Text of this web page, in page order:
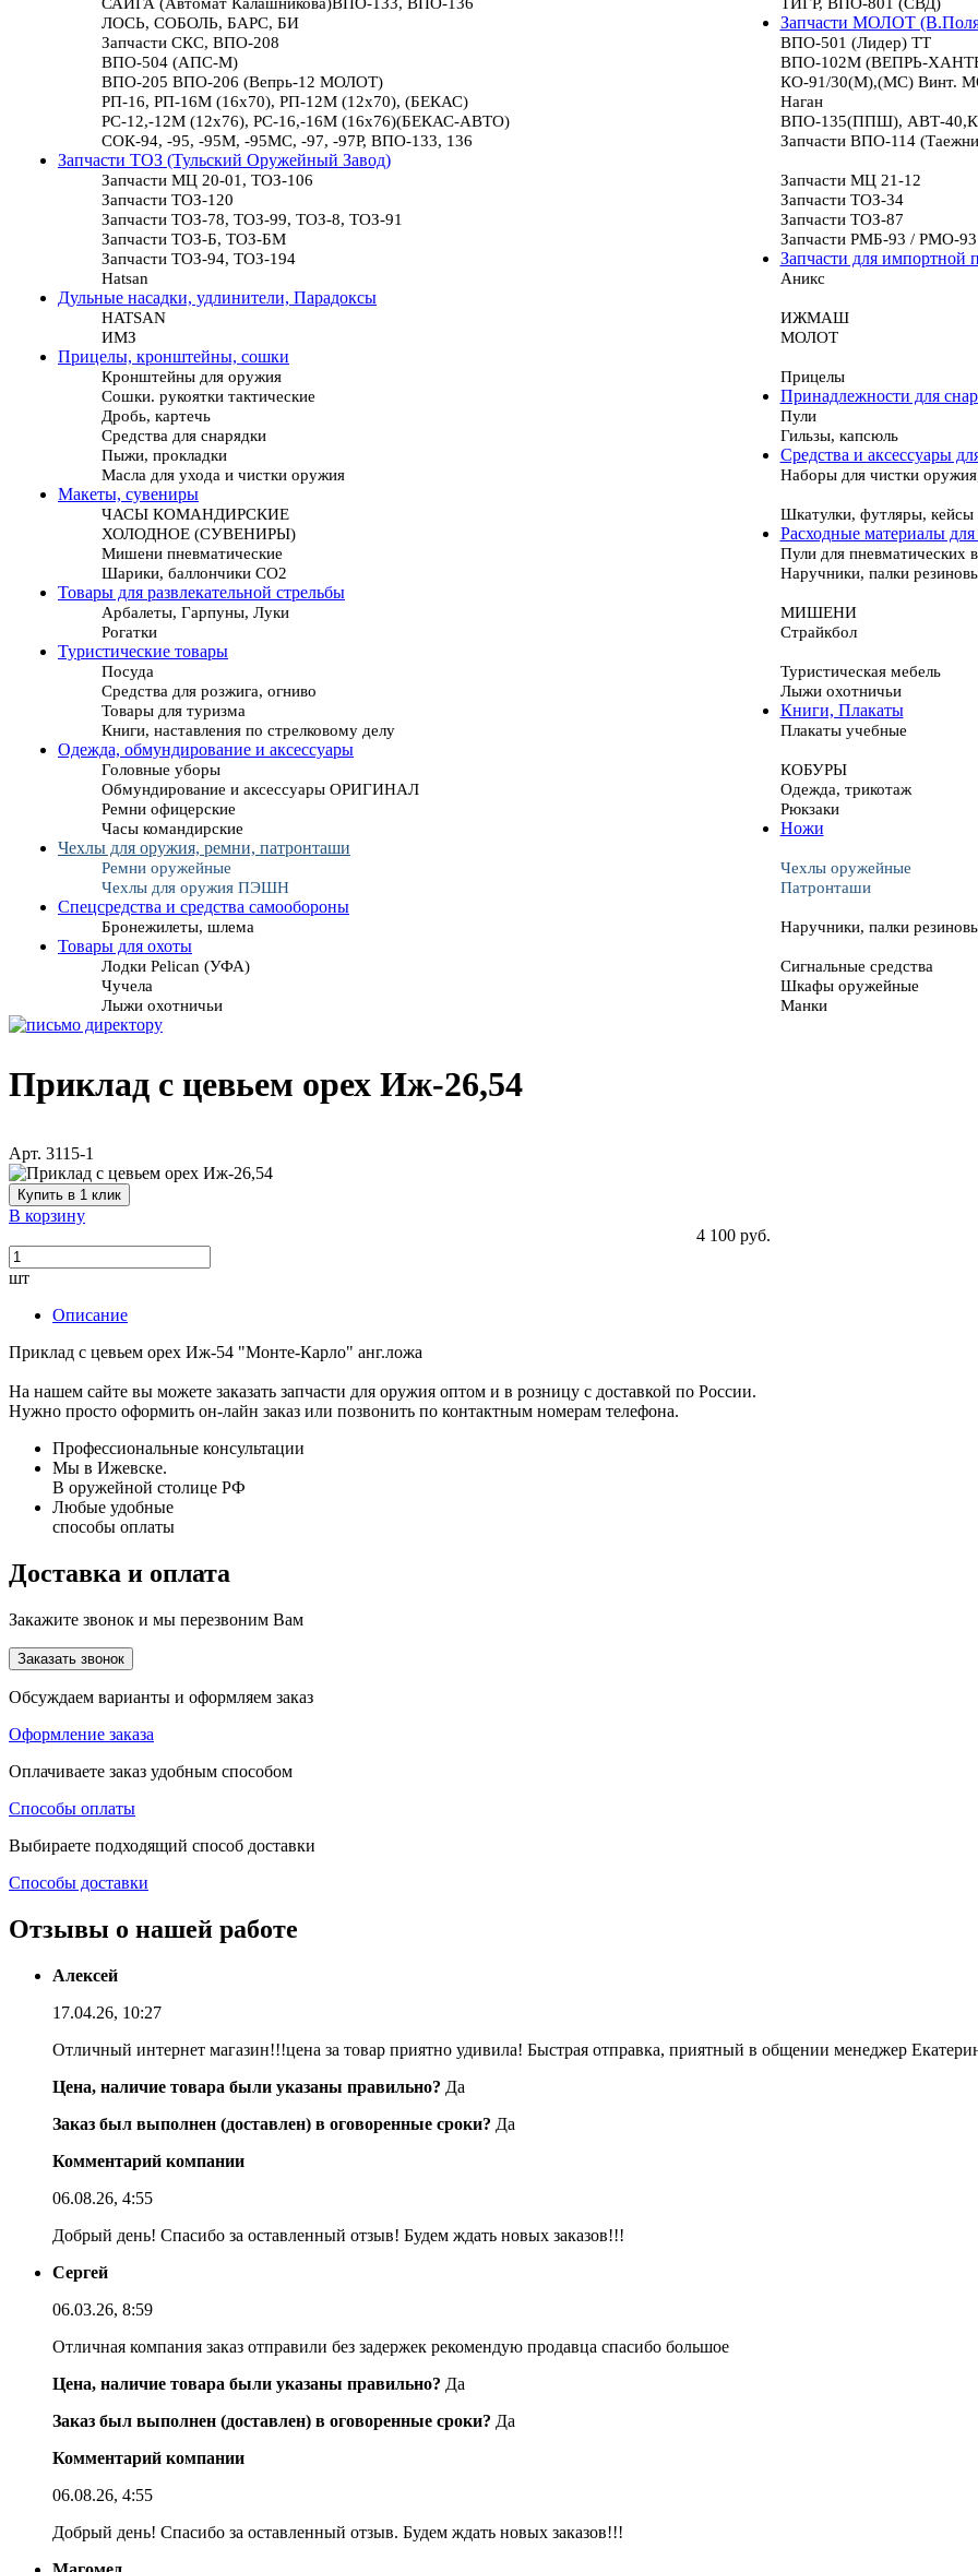
ЛОСЬ, СОБОЛЬ, БАРС, БИ
Запчасти МОЛОТ
Запчасти СКС, ВПО-208
ВПО-501 (Лидер) ТТ
ВПО-504 (АПС-М)
ВПО-102М (ВЕПРЬ-
ВПО-205 ВПО-206 (Вепрь-12 МОЛОТ)
КО-91/30(М),(МС) Винт.
РП-16, РП-16М (16х70), РП-12М (12х70), (БЕКАС)
Наган
РС-12,-12М (12х76), РС-16,-16М (16х76)(БЕКАС-АВТО)
ВПО-135(ППШ), АВТ-
СОК-94, -95, -95М, -95МС, -97, -97Р, ВПО-133, 136
Запчасти ВПО-114
Запчасти ТОЗ (Тульский Оружейный Завод)
Запчасти МЦ 20-01, ТОЗ-106
Запчасти МЦ 21-12
Запчасти ТОЗ-120
Запчасти ТОЗ-34
Запчасти ТОЗ-78, ТОЗ-99, ТОЗ-8, ТОЗ-91
Запчасти ТОЗ-87
Запчасти ТОЗ-Б, ТОЗ-БМ
Запчасти РМБ-93 / РМО-93
Запчасти ТОЗ-94, ТОЗ-194
Запчасти для импортной
Hatsan
Аникс
Дульные насадки, удлинители, Парадоксы
HATSAN
ИЖМАШ
ИМЗ
МОЛОТ
Прицелы, кронштейны, сошки
Кронштейны для оружия
Прицелы
Сошки. рукоятки тактические
Принадлежности для
Дробь, картечь
Пули
Средства для снарядки
Гильзы, капсюль
Пыжи, прокладки
Средства и аксессуары
Масла для ухода и чистки оружия
Наборы для чистки
Макеты, сувениры
ЧАСЫ КОМАНДИРСКИЕ
Шкатулки, футляры, кейсы
ХОЛОДНОЕ (СУВЕНИРЫ)
Расходные материалы
Мишени пневматические
Пули для пневматических
Шарики, баллончики СО2
Наручники, палки
Товары для развлекательной стрельбы
Арбалеты, Гарпуны, Луки
МИШЕНИ
Рогатки
Страйкбол
Туристические товары
Посуда
Туристическая мебель
Средства для розжига, огниво
Лыжи охотничьи
Товары для туризма
Книги, Плакаты
Книги, наставления по стрелковому делу
Плакаты учебные
Одежда, обмундирование и аксессуары
Головные уборы
КОБУРЫ
Обмундирование и аксессуары ОРИГИНАЛ
Одежда, трикотаж
Ремни офицерские
Рюкзаки
Часы командирские
Ножи
Чехлы для оружия, ремни, патронташи
Ремни оружейные
Чехлы оружейные
Чехлы для оружия ПЭШН
Патронташи
Спецсредства и средства самообороны
Бронежилеты, шлема
Наручники, палки
Товары для охоты
Лодки Pelican (УФА)
Сигнальные средства
Чучела
Шкафы оружейные
Лыжи охотничьи
Манки
Приклад с цевьем орех Иж-26,54
Арт. 3115-1
Купить в 1 клик
В корзину
4 100 руб.
шт
Описание
Приклад с цевьем орех Иж-54 "Монте-Карло" анг.ложа
На нашем сайте вы можете заказать запчасти для оружия оптом и в розницу с доставкой по России.
Нужно просто оформить он-лайн заказ или позвонить по контактным номерам телефона.
Профессиональные консультации
Мы в Ижевске.
В оружейной столице РФ
Любые удобные
способы оплаты
Доставка и оплата
Закажите звонок и мы перезвоним Вам
Заказать звонок
Обсуждаем варианты и оформляем заказ
Оформление заказа
Оплачиваете заказ удобным способом
Способы оплаты
Выбираете подходящий способ доставки
Способы доставки
Отзывы о нашей работе
Алексей
17.04.26, 10:27
Отличный интернет магазин!!!цена за товар приятно удивила! Быстрая отправка, приятный в общении менеджер
Цена, наличие товара были указаны правильно? Да
Заказ был выполнен (доставлен) в оговоренные сроки? Да
Комментарий компании
06.08.26, 4:55
Добрый день! Спасибо за оставленный отзыв! Будем ждать новых заказов!!!
Сергей
06.03.26, 8:59
Отличная компания заказ отправили без задержек рекомендую продавца спасибо большое
Цена, наличие товара были указаны правильно? Да
Заказ был выполнен (доставлен) в оговоренные сроки? Да
Комментарий компании
06.08.26, 4:55
Добрый день! Спасибо за оставленный отзыв. Будем ждать новых заказов!!!